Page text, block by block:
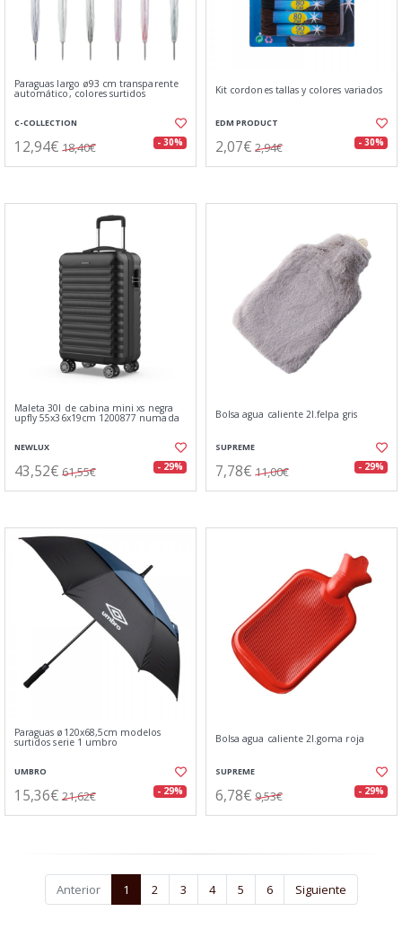
Paraguas largo ø93 cm transparente
automático, colores surtidos
C-COLLECTION
12,94€ 18,40€ - 30%
Kit cordones tallas y colores variados
EDM PRODUCT
2,07€ 2,94€ - 30%
Maleta 30l de cabina mini xs negra
upfly 55x36x19cm 1200877 numada
NEWLUX
43,52€ 61,55€ - 29%
Bolsa agua caliente 2l.felpa gris
SUPREME
7,78€ 11,00€ - 29%
Paraguas ø120x68,5cm modelos
surtidos serie 1 umbro
UMBRO
15,36€ 21,62€ - 29%
Bolsa agua caliente 2l.goma roja
SUPREME
6,78€ 9,53€ - 29%
Anterior 1 2 3 4 5 6 Siguiente